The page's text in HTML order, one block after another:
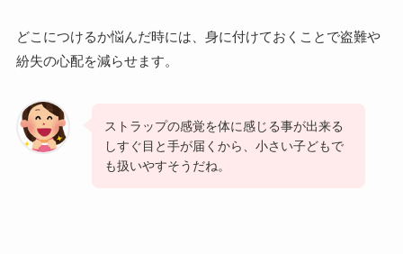
どこにつけるか悩んだ時には、身に付けておくことで盗難や
紛失の心配を減らせます。
ストラップの感覚を体に感じる事が出来る
しすぐ目と手が届くから、小さい子どもで
も扱いやすそうだね。